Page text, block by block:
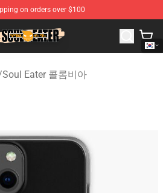
on orders over $100
Soul Eater Merchandise Shop
Soul Eater 콜롬비아